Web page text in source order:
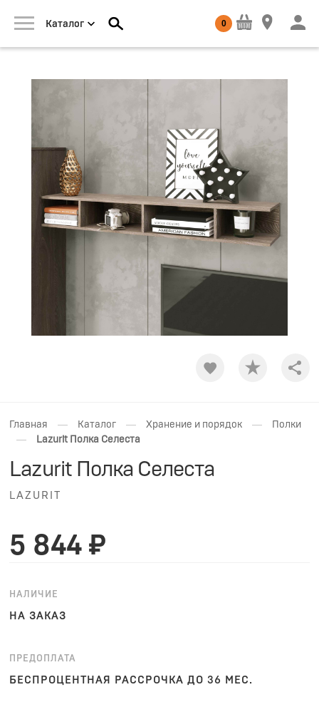
Каталог 0
Главная — Каталог — Хранение и порядок — Полки
— Lazurit Полка Селеста
Lazurit Полка Селеста
LAZURIT
5 844 ₽
НАЛИЧИЕ
НА ЗАКАЗ
ПРЕДОПЛАТА
БЕСПРОЦЕНТНАЯ РАССРОЧКА ДО 36 МЕС.